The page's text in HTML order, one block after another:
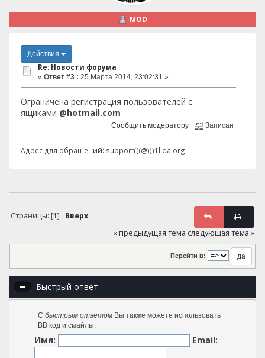
MOD
Действия
Re: Новости форума
« Ответ #3 : 25 Марта 2014, 23:02:31 »
Ограничена регистрация пользователей с
ящиками @hotmail.com
Сообщить модератору Записан
Адрес для обращений: support(((@)))1lida.org
Страницы: [1] Вверх
« предыдущая тема следующая тема »
Перейти в:
Быстрый ответ
С быстрым ответомВы также можете использовать
BB код и смайлы.
Имя: Email: